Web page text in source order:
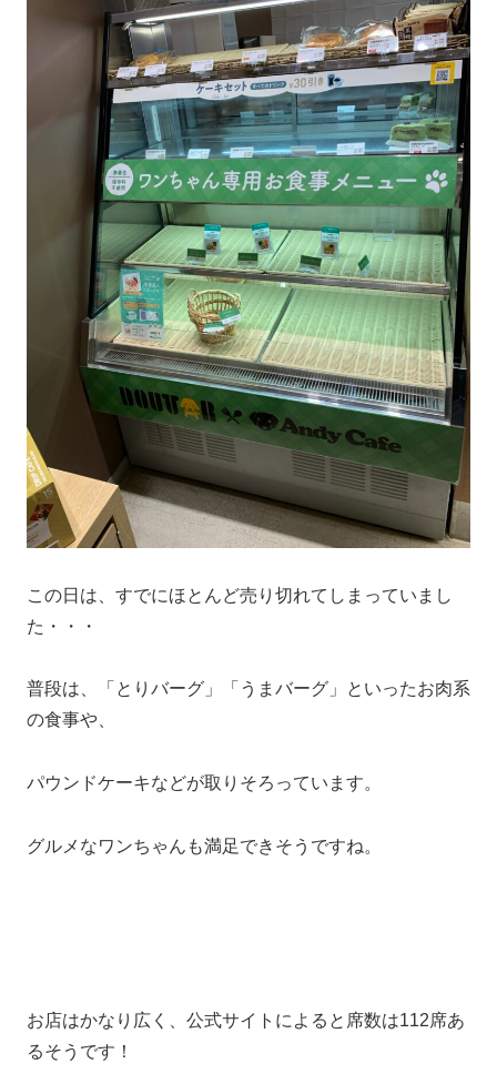
この日は、すでにほとんど売り切れてしまっていまし
た・・・
普段は、「とりバーグ」「うまバーグ」といったお肉系
の食事や、
パウンドケーキなどが取りそろっています。
グルメなワンちゃんも満足できそうですね。
お店はかなり広く、公式サイトによると席数は112席あ
るそうです！